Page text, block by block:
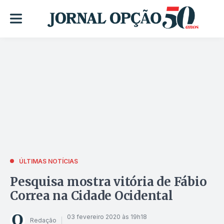
ÚLTIMAS NOTÍCIAS
Pesquisa mostra vitória de Fábio
Correa na Cidade Ocidental
Redação 03 fevereiro 2020 às 19h18